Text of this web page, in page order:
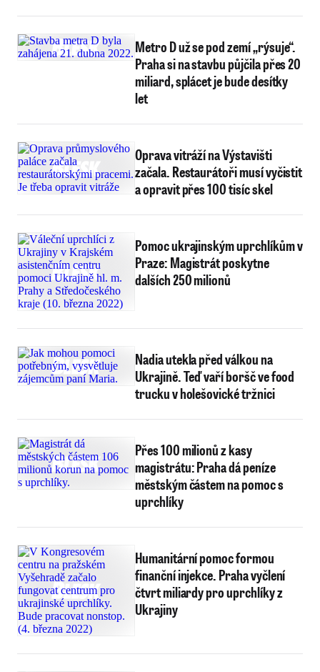
Metro D už se pod zemí „rýsuje“.
Praha si na stavbu půjčila přes 20
miliard, splácet je bude desítky
let
Oprava vitráží na Výstavišti
začala. Restaurátoři musí vyčistit
a opravit přes 100 tisíc skel
Pomoc ukrajinským uprchlíkům v
Praze: Magistrát poskytne
dalších 250 milionů
Nadia utekla před válkou na
Ukrajině. Teď vaří boršč ve food
trucku v holešovické tržnici
Přes 100 milionů z kasy
magistrátu: Praha dá peníze
městským částem na pomoc s
uprchlíky
Humanitární pomoc formou
finanční injekce. Praha vyčlení
čtvrt miliardy pro uprchlíky z
Ukrajiny